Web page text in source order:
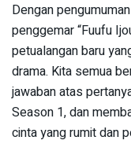
Dengan
penggemar “Fuufu
petualangan baru
drama. Kita semua
jawaban atas
Season 1, dan
cinta yang rumit dan